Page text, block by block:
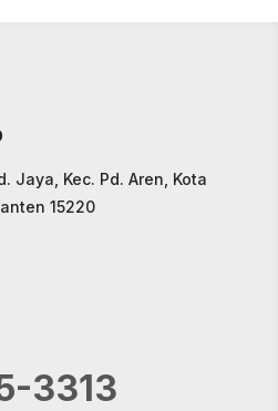
Jaya, Kec. Pd. Aren, Kota
15220
3313